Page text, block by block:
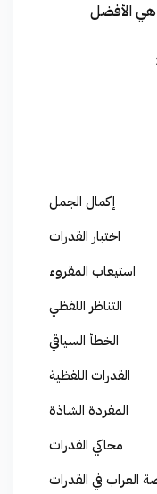
هي الأفضل
إكمال الجمل
اختبار القدرات
استيعاب المقروء
التناظر اللفظي
الخطأ السياقي
القدرات اللفظية
المفردة الشاذة
محاكي القدرات
العراب في القدرات